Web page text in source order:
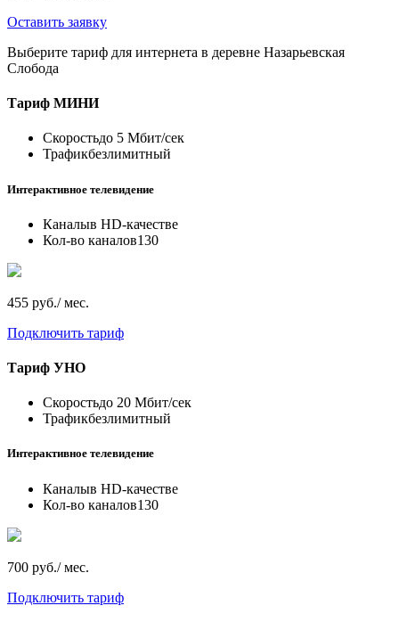
Оставить заявку
Выберите тариф для интернета в деревне Назарьевская
Слобода
Тариф МИНИ
Скоростьдо 5 Мбит/сек
Трафикбезлимитный
Интерактивное телевидение
Каналыв HD-качестве
Кол-во каналов130
455 руб./ мес.
Подключить тариф
Тариф УНО
Скоростьдо 20 Мбит/сек
Трафикбезлимитный
Интерактивное телевидение
Каналыв HD-качестве
Кол-во каналов130
700 руб./ мес.
Подключить тариф